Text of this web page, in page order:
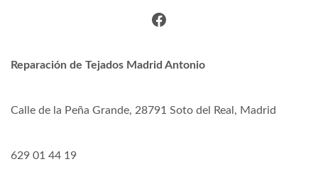
Facebook
Reparación de Tejados Madrid Antonio
Calle de la Peña Grande, 28791 Soto del Real, Madrid
629 01 44 19